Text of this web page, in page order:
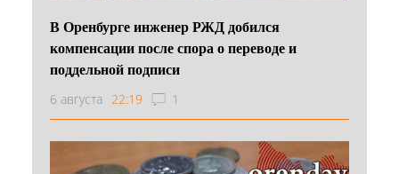
В Оренбурге инженер РЖД добился
компенсации после спора о переводе и
поддельной подписи
6 августа 22:19 1